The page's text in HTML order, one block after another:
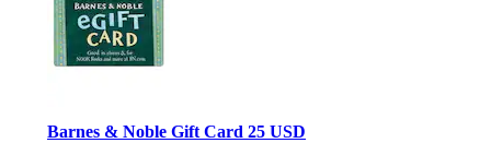
Barnes & Noble Gift Card 25 USD